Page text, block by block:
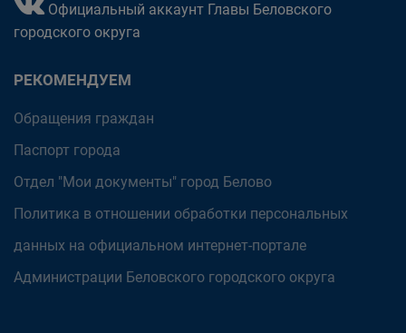
Официальный аккаунт Главы Беловского
городского округа
РЕКОМЕНДУЕМ
Обращения граждан
Паспорт города
Отдел "Мои документы" город Белово
Политика в отношении обработки персональных
данных на официальном интернет-портале
Администрации Беловского городского округа